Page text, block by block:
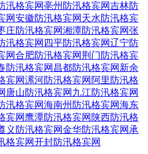
汛格宾网亳州防汛格宾网吉林防
网安徽防汛格宾网 天水防汛格宾
庄防汛格宾网湘潭防汛格宾网张
汛格宾网 四平防汛格宾网辽宁防
网合肥防汛格宾网荆门防汛格宾
防汛格宾网 昌都防汛格宾网 新余
宾网漯河防汛格宾网 阿里防汛格
唐山防汛格宾网 九江防汛格宾网
汛格宾网海南州防汛格宾网海东
宾网 鹰潭防汛格宾网 陕西防汛格
义防汛格宾网金华防汛格宾网 承
格宾网开封防汛格宾网